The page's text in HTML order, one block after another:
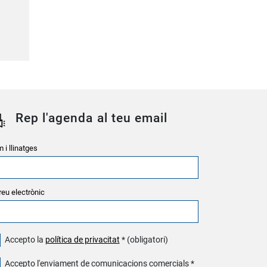
Rep l'agenda al teu email
i llinatges
electrònic
Accepto la política de privacitat * (obligatori)
Accepto l'enviament de comunicacions comercials *